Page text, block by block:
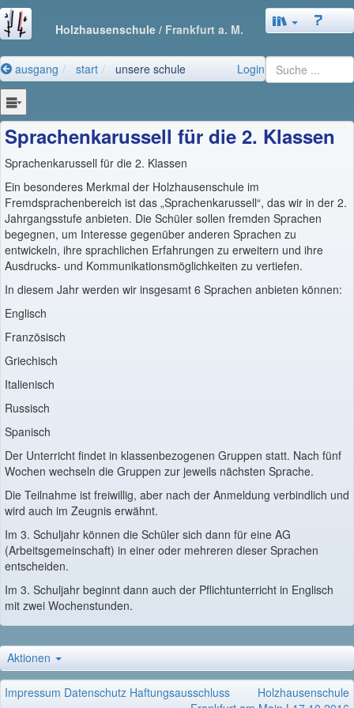
Holzhausenschule / Frankfurt a. M.
ausgang start unsere schule Login
Sprachenkarussell für die 2. Klassen
Sprachenkarussell für die 2. Klassen
Ein besonderes Merkmal der Holzhausenschule im
Fremdsprachenbereich ist das „Sprachenkarussell“, das wir in der 2.
Jahrgangsstufe anbieten. Die Schüler sollen fremden Sprachen
begegnen, um Interesse gegenüber anderen Sprachen zu
entwickeln, ihre sprachlichen Erfahrungen zu erweitern und ihre
Ausdrucks- und Kommunikationsmöglichkeiten zu vertiefen.
In diesem Jahr werden wir insgesamt 6 Sprachen anbieten können:
Englisch
Französisch
Griechisch
Italienisch
Russisch
Spanisch
Der Unterricht findet in klassenbezogenen Gruppen statt. Nach fünf
Wochen wechseln die Gruppen zur jeweils nächsten Sprache.
Die Teilnahme ist freiwillig, aber nach der Anmeldung verbindlich und
wird auch im Zeugnis erwähnt.
Im 3. Schuljahr können die Schüler sich dann für eine AG
(Arbeitsgemeinschaft) in einer oder mehreren dieser Sprachen
entscheiden.
Im 3. Schuljahr beginnt dann auch der Pflichtunterricht in Englisch
mit zwei Wochenstunden.
Aktionen
Impressum Datenschutz Haftungsausschluss
Holzhausenschule